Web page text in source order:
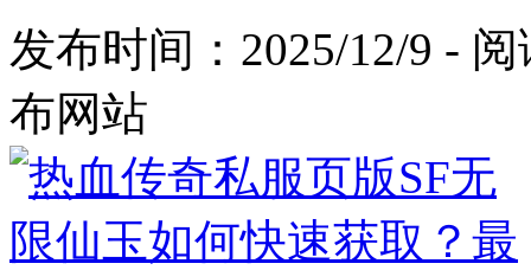
发布时间：2025/12/9 -
布网站